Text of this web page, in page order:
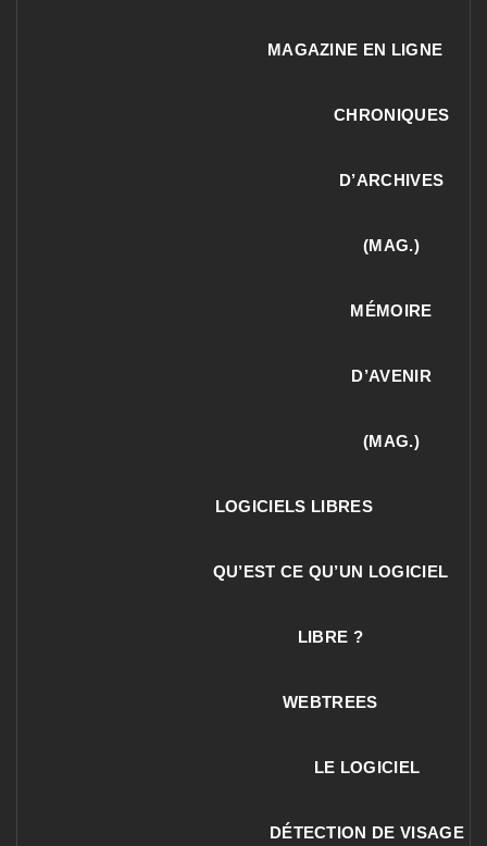
MAGAZINE EN LIGNE
CHRONIQUES
D’ARCHIVES
(MAG.)
MÉMOIRE
D’AVENIR
(MAG.)
LOGICIELS LIBRES
QU’EST CE QU’UN LOGICIEL
LIBRE ?
WEBTREES
LE LOGICIEL
DÉTECTION DE VISAGE